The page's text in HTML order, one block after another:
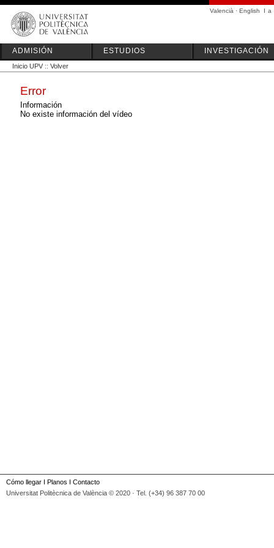
Valencià · English I a
ADMISIÓN ESTUDIOS INVESTIGACIÓN
Inicio UPV :: Volver
Error
Información
No existe información del vídeo
Cómo llegar I Planos I Contacto
Universitat Politècnica de València © 2020 · Tel. (+34) 96 387 70 00